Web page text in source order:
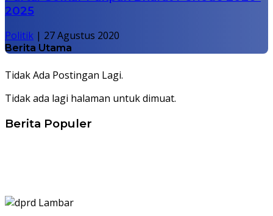
2025
Politik | 27 Agustus 2020
Berita Utama
Tidak Ada Postingan Lagi.
Tidak ada lagi halaman untuk dimuat.
Berita Populer